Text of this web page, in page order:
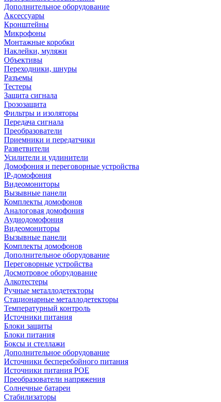
Дополнительное оборудование
Аксессуары
Кронштейны
Микрофоны
Монтажные коробки
Наклейки, муляжи
Объективы
Переходники, шнуры
Разъемы
Тестеры
Защита сигнала
Грозозащита
Фильтры и изоляторы
Передача сигнала
Преобразователи
Приемники и передатчики
Разветвители
Усилители и удлинители
Домофония и переговорные устройства
IP-домофония
Видеомониторы
Вызывные панели
Комплекты домофонов
Аналоговая домофония
Аудиодомофония
Видеомониторы
Вызывные панели
Комплекты домофонов
Дополнительное оборудование
Переговорные устройства
Досмотровое оборудование
Алкотестеры
Ручные металлодетекторы
Стационарные металлодетекторы
Температурный контроль
Источники питания
Блоки защиты
Блоки питания
Боксы и стеллажи
Дополнительное оборудование
Источники бесперебойного питания
Источники питания POE
Преобразователи напряжения
Солнечные батареи
Стабилизаторы